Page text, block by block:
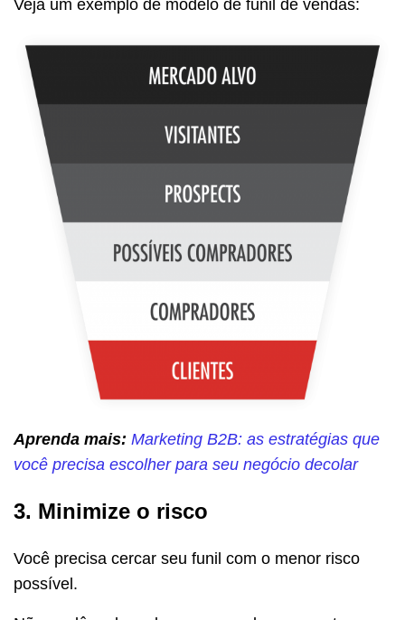
Veja um exemplo de modelo de funil de vendas:
Aprenda mais: Marketing B2B: as estratégias que
você precisa escolher para seu negócio decolar
3. Minimize o risco
Você precisa cercar seu funil com o menor risco
possível.